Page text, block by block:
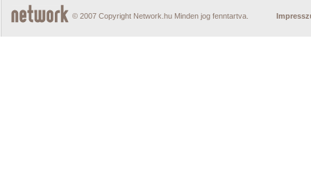
© 2007 Copyright Network.hu Minden jog fenntartva.